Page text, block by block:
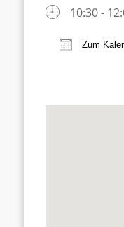
10:30 -
Zum